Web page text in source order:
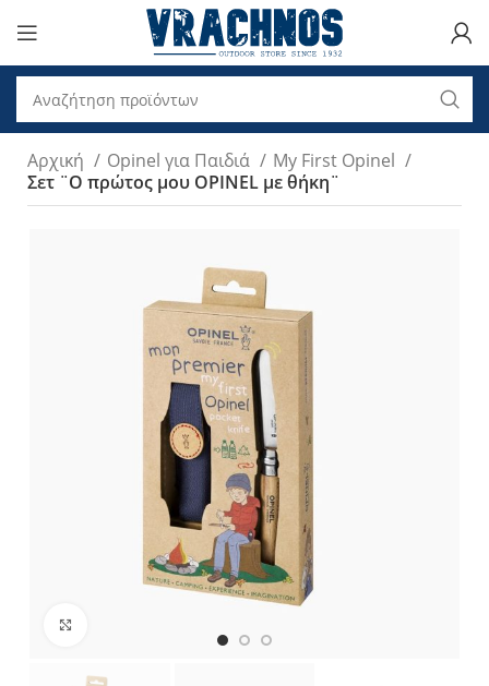
Αρχική Opinel για Παιδιά
My First Opinel
Σετ ¨Ο πρώτος μου OPINEL με θήκη¨